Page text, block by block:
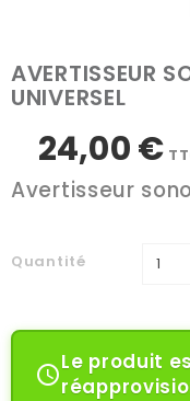
AVERTISSEUR
UNIVERSEL
24,00 €
Avertisseur
Quantité
Le produit